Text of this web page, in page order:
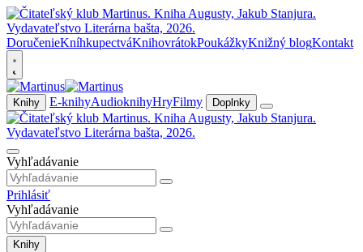
DoručenieKníhkupectváKnihovrátokPoukážkyKnižný blogKontakt
Knihy E-knihyAudioknihyHryFilmy Doplnky
Vyhľadávanie
Prihlásiť
Vyhľadávanie
Knihy